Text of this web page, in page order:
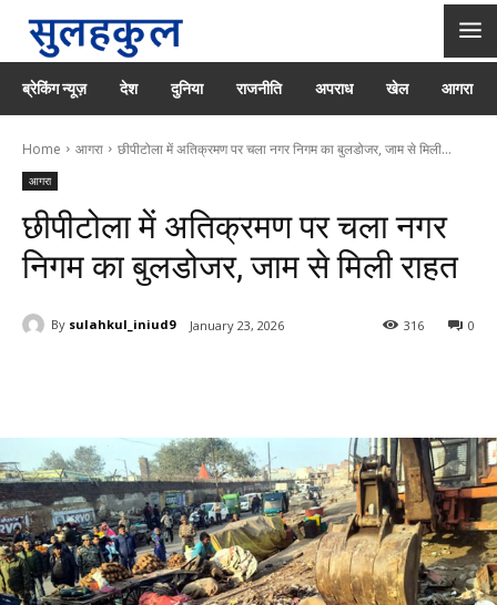
ब्रेकिंग न्यूज़ देश दुनिया राजनीति अपराध खेल आगरा
Home आगरा छीपीटोला में अतिक्रमण पर चला नगर निगम का बुलडोजर, जाम से मिली...
आगरा
छीपीटोला में अतिक्रमण पर चला नगर
निगम का बुलडोजर, जाम से मिली राहत
By sulahkul_iniud9 January 23, 2026 0
316